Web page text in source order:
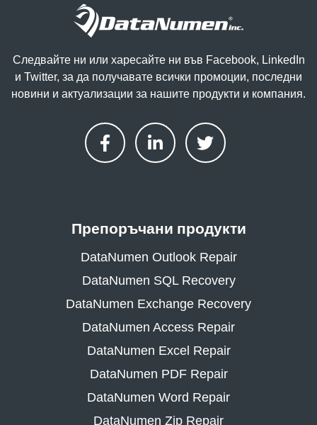
Следвайте ни или харесайте ни във Facebook, LinkedIn
и Twitter, за да получавате всички промоции, последни
новини и актуализации за нашите продукти и компания.
Препоръчани продукти
DataNumen Outlook Repair
DataNumen SQL Recovery
DataNumen Exchange Recovery
DataNumen Access Repair
DataNumen Excel Repair
DataNumen PDF Repair
DataNumen Word Repair
DataNumen Zip Repair